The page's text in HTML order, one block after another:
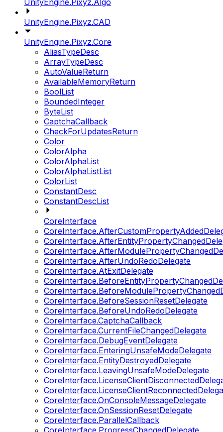
UnityEngine.Pixyz.Algo
UnityEngine.Pixyz.CAD
UnityEngine.Pixyz.Core
AliasTypeDesc
ArrayTypeDesc
AutoValueReturn
AvailableMemoryReturn
BoolList
BoundedInteger
ByteList
CaptchaCallback
CheckForUpdatesReturn
Color
ColorAlpha
ColorAlphaList
ColorAlphaListList
ColorList
ConstantDesc
ConstantDescList
CoreInterface
CoreInterface.AfterUndoRedoDelegate
CoreInterface.AtExitDelegate
CoreInterface.BeforeSessionResetDelegate
CoreInterface.BeforeUndoRedoDelegate
CoreInterface.CaptchaCallback
CoreInterface.CurrentFileChangedDelegate
CoreInterface.DebugEventDelegate
CoreInterface.EnteringUnsafeModeDelegate
CoreInterface.EntityDestroyedDelegate
CoreInterface.LeavingUnsafeModeDelegate
CoreInterface.OnConsoleMessageDelegate
CoreInterface.OnSessionResetDelegate
CoreInterface.ParallelCallback
CoreInterface.ProgressChangedDelegate